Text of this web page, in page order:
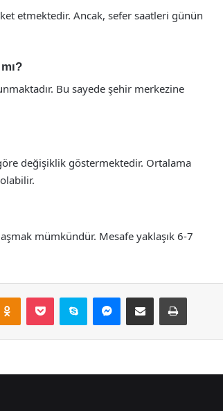
etmektedir. Ancak, sefer saatleri günün
Bu sayede şehir merkezine
değişiklik göstermektedir. Ortalama
mümkündür. Mesafe yaklaşık 6-7
Odnoklassniki
Pocket Skype Messenger
E-Posta ile paylaş Yazdır